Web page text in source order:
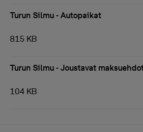
Turun Silmu - Autopaikat
815 KB
Turun Silmu - Joustavat
104 KB